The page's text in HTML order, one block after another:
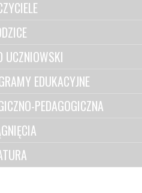
UCZNIOWSKI
EDUKACYJNE
PEDAGOGICZNA